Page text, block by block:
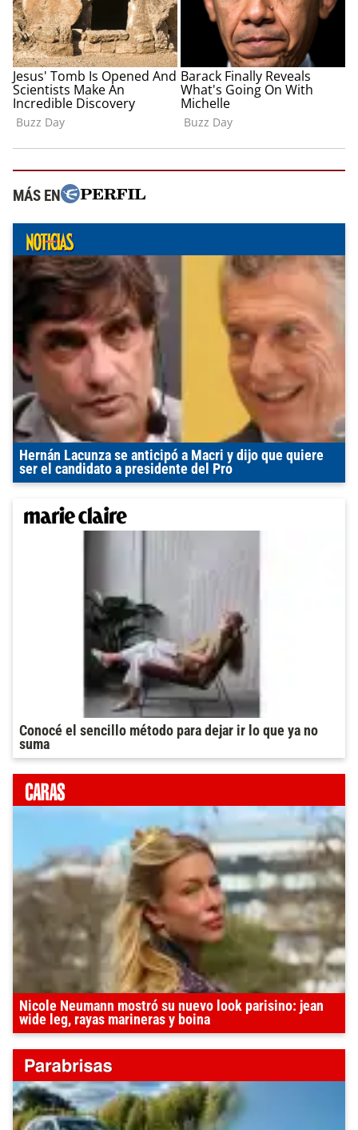
MÁS EN
Hernán Lacunza se anticipó a Macri y dijo que quiere
ser el candidato a presidente del Pro
Conocé el sencillo método para dejar ir lo que ya no
suma
Nicole Neumann mostró su nuevo look parisino: jean
wide leg, rayas marineras y boina